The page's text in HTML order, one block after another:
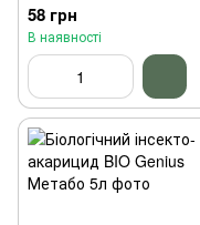
58 грн
В наявності